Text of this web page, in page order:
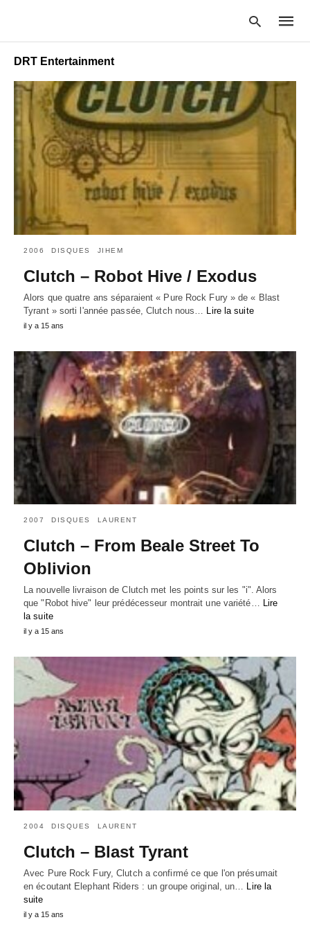
your
search
query
DRT Entertainment
2006 DISQUES JIHEM
Clutch – Robot Hive / Exodus
Alors que quatre ans séparaient « Pure Rock Fury » de « Blast
Tyrant » sorti l'année passée, Clutch nous… Lire la suite
il y a 15 ans
2007 DISQUES LAURENT
Clutch – From Beale Street To
Oblivion
La nouvelle livraison de Clutch met les points sur les "i". Alors
que "Robot hive" leur prédécesseur montrait une variété… Lire
la suite
il y a 15 ans
2004 DISQUES LAURENT
Clutch – Blast Tyrant
Avec Pure Rock Fury, Clutch a confirmé ce que l'on présumait
en écoutant Elephant Riders : un groupe original, un… Lire la
suite
il y a 15 ans